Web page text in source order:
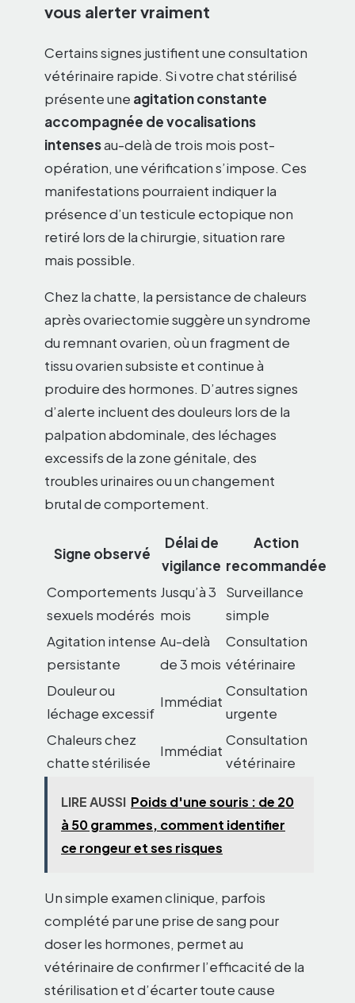
vous alerter vraiment
Certains signes justifient une consultation
vétérinaire rapide. Si votre chat stérilisé
présente une agitation constante
accompagnée de vocalisations
intensesau-delà de trois mois post-
opération, une vérification s’impose. Ces
manifestations pourraient indiquer la
présence d’un testicule ectopique non
retiré lors de la chirurgie, situation rare
mais possible.
Chez la chatte, la persistance de chaleurs
après ovariectomie suggère un syndrome
du remnant ovarien, où un fragment de
tissu ovarien subsiste et continue à
produire des hormones. D’autres signes
d’alerte incluent des douleurs lors de la
palpation abdominale, des léchages
excessifs de la zone génitale, des
troubles urinaires ou un changement
brutal de comportement.
Signe observé
Délai de
vigilance
Action
recommandée
Comportements
sexuels modérés
Jusqu’à 3
mois
Surveillance
simple
Agitation intense
persistante
Au-delà
de 3 mois
Consultation
vétérinaire
Douleur ou
léchage excessif
Immédiat
Consultation
urgente
Chaleurs chez
chatte stérilisée
Immédiat
Consultation
vétérinaire
LIRE AUSSI Poids d'une souris : de 20
à 50 grammes, comment identifier
ce rongeur et ses risques
Un simple examen clinique, parfois
complété par une prise de sang pour
doser les hormones, permet au
vétérinaire de confirmer l’efficacité de la
stérilisation et d’écarter toute cause